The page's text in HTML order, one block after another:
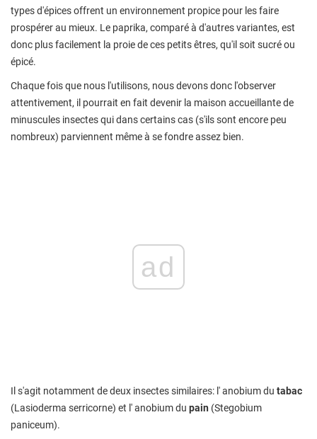
types d'épices offrent un environnement propice pour les faire
prospérer au mieux. Le paprika, comparé à d'autres variantes, est
donc plus facilement la proie de ces petits êtres, qu'il soit sucré ou
épicé.
Chaque fois que nous l'utilisons, nous devons donc l'observer
attentivement, il pourrait en fait devenir la maison accueillante de
minuscules insectes qui dans certains cas (s'ils sont encore peu
nombreux) parviennent même à se fondre assez bien.
ad
Il s'agit notamment de deux insectes similaires: l' anobium du tabac
(Lasioderma serricorne) et l' anobium du pain (Stegobium
paniceum).